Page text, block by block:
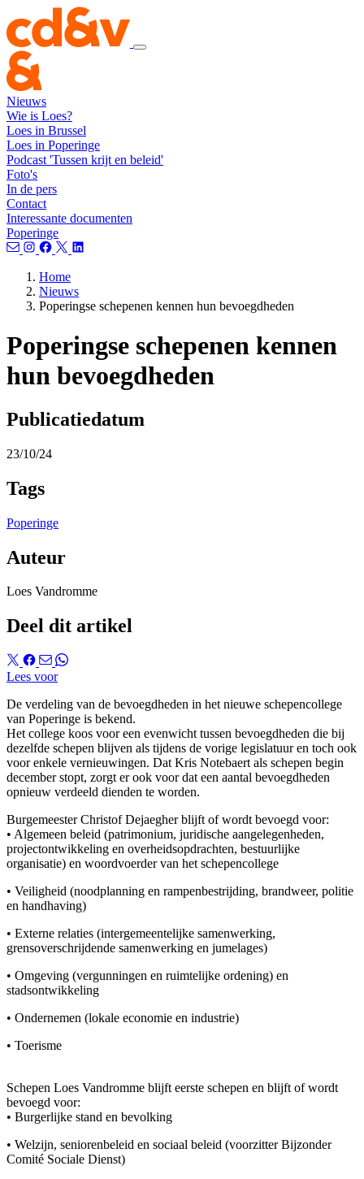
Nieuws
Wie is Loes?
Loes in Brussel
Loes in Poperinge
Podcast 'Tussen krijt en beleid'
Foto's
In de pers
Contact
Interessante documenten
Poperinge
Home
Nieuws
Poperingse schepenen kennen hun bevoegdheden
Poperingse schepenen kennen
hun bevoegdheden
Publicatiedatum
23/10/24
Tags
Poperinge
Auteur
Loes Vandromme
Deel dit artikel
Lees voor
De verdeling van de bevoegdheden in het nieuwe schepencollege
van Poperinge is bekend.
Het college koos voor een evenwicht tussen bevoegdheden die bij
dezelfde schepen blijven als tijdens de vorige legislatuur en toch ook
voor enkele vernieuwingen. Dat Kris Notebaert als schepen begin
december stopt, zorgt er ook voor dat een aantal bevoegdheden
opnieuw verdeeld dienden te worden.
Burgemeester Christof Dejaegher blijft of wordt bevoegd voor:
• Algemeen beleid (patrimonium, juridische aangelegenheden,
projectontwikkeling en overheidsopdrachten, bestuurlijke
organisatie) en woordvoerder van het schepencollege
• Veiligheid (noodplanning en rampenbestrijding, brandweer, politie
en handhaving)
• Externe relaties (intergemeentelijke samenwerking,
grensoverschrijdende samenwerking en jumelages)
• Omgeving (vergunningen en ruimtelijke ordening) en
stadsontwikkeling
• Ondernemen (lokale economie en industrie)
• Toerisme
Schepen Loes Vandromme blijft eerste schepen en blijft of wordt
bevoegd voor:
• Burgerlijke stand en bevolking
• Welzijn, seniorenbeleid en sociaal beleid (voorzitter Bijzonder
Comité Sociale Dienst)